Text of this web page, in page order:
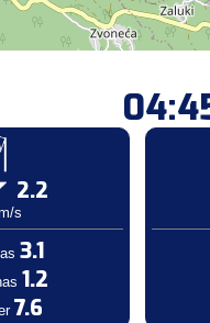
2.2
s
3.1
1.2
7.6